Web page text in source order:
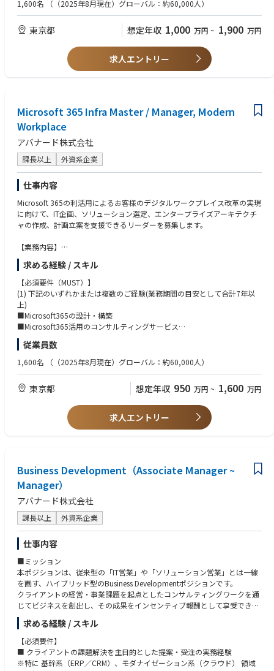
環境です。
・多様な業界×技術領域へのアプローチ
-通信/製造/金融/小売など多様なクライアントを対象に、DX構想/AI/クラ
ウドなど幅広いテーマを推進
値を高め、市場トレンドに即応。
・プラットフォーム・イノベーション：ミッドマーケット向けに、再現可
能でコスト効率の高い革新的プラットフォーム製品を開発。
■ Strategic Innovation Programs
・イノベーション・マネジメント：特定のイノベーション施策をリード
【このポジションの魅力】
・世界規模でのアバナードイノベーションネットワークに参加し、最先端
の知見を共有できる環境
・クライアントの未来を形づくるソリューション創出に直接関与
・新しいアイデアを試し、プロトタイプから市場投入までをリードできる
裁量
・アバナードの成長戦略の中核を担う、ダイナミックで影響力のある役割
1,600名 （（2025年8月現在）グローバル：約60,000人）
東京都 想定年収 1,000 万円 ~ 1,900 万円
求人エントリー
Microsoft 365 Infra Master / Manager, Modern
Workplace
アバナード株式会社
課長以上 外資系企業
仕事内容
Microsoft 365の利活用によるお客様のデジタルワークプレイス改革の実現
に向けて、IT企画、ソリューション選定、エンタープライズアーキテクチ
ャの作成、計画立案を支援できるリーダーを募集します。
【業務内容】
Microsoftの主力クラウドサービスのひとつであるMicrosoft 365導入、利
活用戦略の立案サービスを幅広い業種のお客様に提供しています。
リーダーは上流工程（ブループリント・グランドデザイン策定、要件定
義）、設計・構築、移行、定着化工程の推進までの幅広い業務を担いま
す。
お客様の業務に関する課題に対して、Microsoft 365（Teams、生成AIのCo
pilot for Microsoft 365など）を用いた解決案を提案、実装などの業務に携
【業務内容の詳細】
■上流工程
・お客様のワークプレイス、ITインフラに関する課題についてMicrosoft 3
65を含む様々なソリューションを用いた企画の立案、コンサルティング
・Microsoft 365新規導入、テナント統合の計画立案、要件定義の支援
・提案書作成
■プロジェクト推進
・プロジェクト管理業務（進捗、課題・リスク、コスト、メンバー）
・顧客との折衝
【ソリューション実績】
・Copilot for Microsoft 365
・Entra ID, Intune, Defender
・Exchange Online, Teams
・SharePoint Online, OneDrive for Business
・Vivaシリーズ
・Windows 10/11 Enterprise, Configuration Manager
【プロジェクト実績】
・Microsoft 365、Zscalerなどを利用したゼロトラスト環境のグランドデ
ザイン策定、設計～構築
・日米欧の３つのMicrosoft 365テナントの統合計画立案、統合の実施
・Copilot for Microsoft 365のPoC実施支援、および社内での利活用計画
求める経験 / スキル
【必須要件（MUST）】
(1) 下記のいずれかまたは複数のご経験(業務期間の目安として合計7年以
上)
■Microsoft365の設計・構築
■Microsoft365活用のコンサルティングサービス
■AzureAD、Active Directoryを利用した認証基盤の設計・構築
■クライアントPC、モバイルデバイス、VDIなどのクライアント環境の設
計・構築
■Microsoft365用Powershellを使ったスクリプトの設計・開発
■Teams の通話・会議インフラ（QoS、Direct Routing、Calling Plan）
■Teams Rooms（会議室向けシステム）の基本機能
(2) (1)に記載の各種サービスに対するプリセールス経験
(3) リーダー業務として下記のいずれかまたは複数のご経験(業務期間の目
安として合計3年以上)
■プロジェクト管理（スコープ管理、変更管理、進捗管理、品質管理、コ
スト管理、リスク管理など、一部でも可）
■チーム管理（チームビルディング、メンバーの勤怠管理、コーチング、
メンタリングなど）
■社内外のステークホルダーとの折衝
■部下の人事評価を含む、管理職業務
(4) その他
■日本語が母国語でない方は、日本語がビジネスレベルであること（JLP
T:N1が目安）
料作成
【歓迎要件（WANT）】
(1)下記のいずれかまたは複数のご経験
■M365プロジェクトのPMO
従業員数
1,600名 （（2025年8月現在）グローバル：約60,000人）
東京都 想定年収 950 万円 ~ 1,600 万円
求人エントリー
Business Development（Associate Manager ~
Manager）
アバナード株式会社
課長以上 外資系企業
仕事内容
■ミッション
本ポジションは、従来型の「IT営業」や「ソリューション営業」とは一線
を画す、ハイブリッド型のBusiness Developmentポジションです。
クライアントの経営・事業課題を起点としたコンサルティングワークを通
じてビジネスを創出し、その成果をインセンティブ報酬として享受できる
点が特徴です。
単なるオポチュニティ管理や製品販売ではなく、課題定義・仮説構築・提
案設計・合意形成・受注までの一連のプロセスを“一人称”で担うことを期
待しています。
求める経験 / スキル
【必須要件】
■ クライアントの課題解決を主目的とした提案・受注の実務経験
※特に 基幹系（ERP／CRM）、モダナイゼーション系（クラウド） 領域